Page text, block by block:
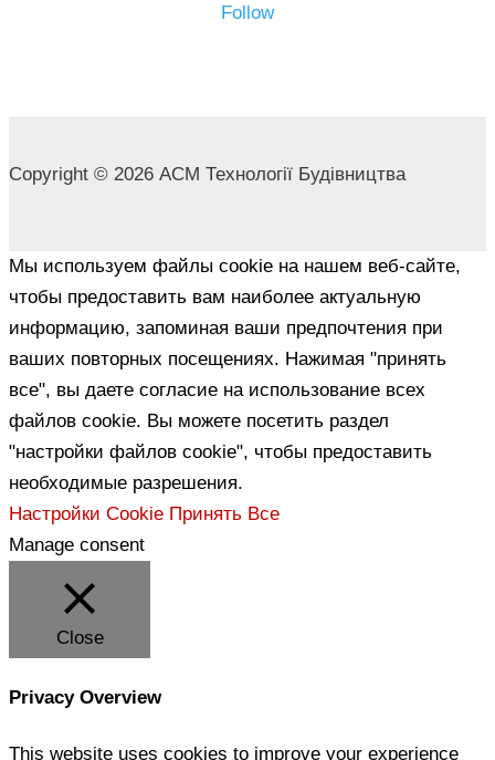
Follow
Copyright © 2026 АСМ Технології Будівництва
Мы используем файлы cookie на нашем веб-сайте,
чтобы предоставить вам наиболее актуальную
информацию, запоминая ваши предпочтения при
ваших повторных посещениях. Нажимая "принять
все", вы даете согласие на использование всех
файлов cookie. Вы можете посетить раздел
"настройки файлов cookie", чтобы предоставить
необходимые разрешения.
Настройки Cookie Принять Все
Manage consent
Close
Privacy Overview
This website uses cookies to improve your experience